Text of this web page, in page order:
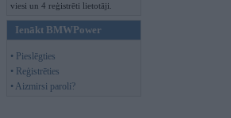
viesi un 4 reģistrēti lietotāji.
Ienākt BMWPower
• Pieslēgties
• Reģistrēties
• Aizmirsi paroli?